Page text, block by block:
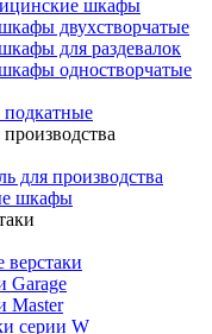
шкафы
двухстворчатые
для раздевалок
одностворчатые
для производства
шкафы
верстаки
Garage
Master
серии W